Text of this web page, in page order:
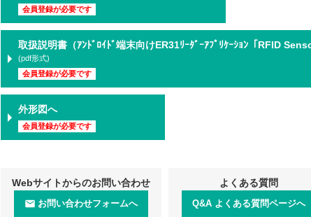
会員登録が必要です
取扱説明書（ｱﾝﾄﾞﾛｲﾄﾞ端末向けER31ﾘｰﾀﾞｰｱﾌﾟﾘｹｰｼｮﾝ「RFID
(pdf形式)
会員登録が必要です
外形図へ
会員登録が必要です
Webサイトからのお問い合わせ
お問い合わせフォームへ
よくある質問
Q&A よくある質問ページへ